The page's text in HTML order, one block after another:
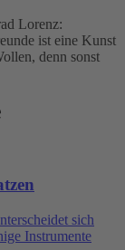
Lorenz:
ist eine Kunst
denn sonst
sich
Instrumente